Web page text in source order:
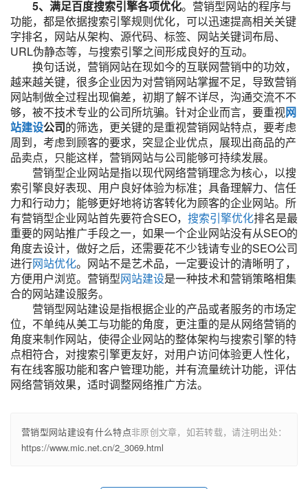
5、满足百度搜索引擎各项优化。营销型网站的程序与
功能，都是依据搜索引擎规则优化，可以迅速提高相关关键
字排名，网站从架构、源代码、标签、网站关键词布局、
URL伪静态等，与搜索引擎之间形成良好的互动。
换句话说，营销网站在现如今的互联网营销中的功效，
越来越关键，很多企业因为对营销网站掌握不足，导致营销
网站制做全过程出现偏差，初期了解不详尽，沟通交流不不
够，被不技术专业的公司所坑骗。针对企业而言，要重视网
站建设公司的筛选，更关键的是重视营销网站特点，要考虑
周到，考虑到顾客的要求，突显企业优点，展现出商品的产
品卖点，只能这样，营销网站与公司能够可持续发展。
营销型企业网站是指以现代网络营销理念为核心，以搜
索引擎良好表现、用户良好体验为标准；具备理解力、信任
力和行动力；能够更好地将访客转化为顾客的企业网站。所
有营销型企业网站首先要符合SEO， 搜索引擎优化排名是最
重要的网站推广手段之一，如果一个企业网站没有从SEO的
角度去设计，做好之后，还需要花不少钱请专业的SEO公司
进行网站优化。网站不是艺术品，一定要设计的清晰明了，
方便用户浏览。营销型网站建设是一种技术和营销策略相集
合的网站建设服务。
营销型网站建设是指根据企业的产品或者服务的市场定
位，不单纯从美工与功能的角度，更注重的是从网络营销的
角度来制作网站，使得企业网站的整体架构与搜索引擎的特
点相符合，对搜索引擎更友好，对用户访问体验更人性化，
有在线客服功能和客户管理功能，并有流量统计功能，评估
网络营销效果，适时调整网络推广方法。
营销型网站建设有什么特点非原创文章，如若转载，请注明出处：
https://www.mic.net.cn/2_3069.html